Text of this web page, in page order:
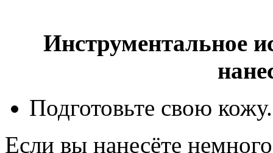
Инструментальное
Подготовьте свою кожу.
Если вы нанесёте